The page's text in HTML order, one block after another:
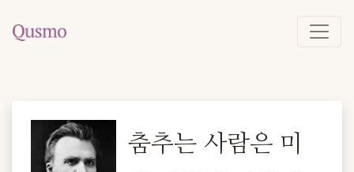
춤추는 사람은 미